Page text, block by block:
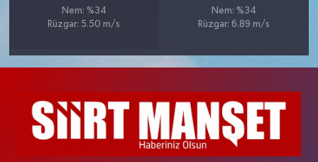
Nem: %34
Rüzgar: 5.50 m/s
Nem: %34
Rüzgar: 6.89 m/s